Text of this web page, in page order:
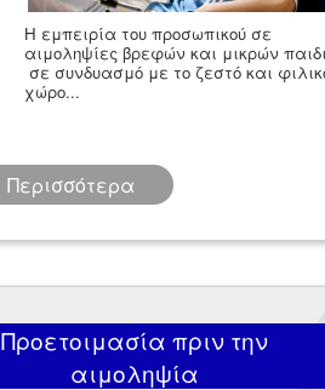
Η εμπειρία του προσωπικού σε
αιμοληψίες βρεφών και μικρών
σε συνδυασμό με το ζεστό και
χώρο...
Περισσότερα
Προετοιμασία πριν την
αιμοληψία